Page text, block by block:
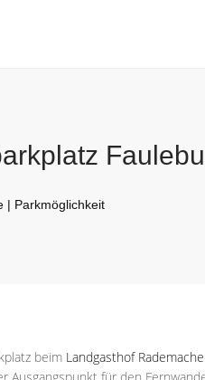
| Parkmöglichkeit
beim Landgasthof